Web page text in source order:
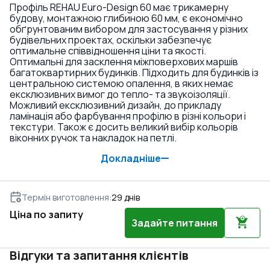
Профіль REHAU Euro-Design 60 має трикамерну
будову, монтажною глибиною 60 мм, є економічно
обґрунтованим вибором для застосування у різних
будівельних проектах, оскільки забезпечує
оптимальне співвідношення ціни та якості.
Оптимальні для засклення міжповерхових маршів
багатоквартирних будинків. Підходить для будинків із
центральною системою опалення, в яких немає
ексклюзивних вимог до тепло- та звукоізоляції.
Можливий ексклюзивний дизайн, до прикладу
ламінація або фарбування профілю в різні кольори і
текстури. Також є досить великий вибір кольорів
віконних ручок та накладок на петлі.
Докладніше
Термін виготовлення:29 днів
Ціна по запиту
Задайте питання
Відгуки та запитання клієнтів